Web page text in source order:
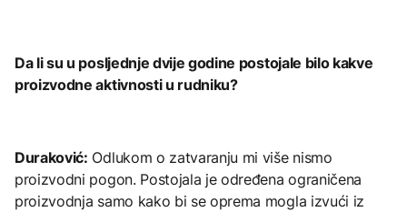
Da li su u posljednje dvije godine postojale bilo kakve
proizvodne aktivnosti u rudniku?
Duraković: Odlukom o zatvaranju mi više nismo
proizvodni pogon. Postojala je određena ograničena
proizvodnja samo kako bi se oprema mogla izvući iz